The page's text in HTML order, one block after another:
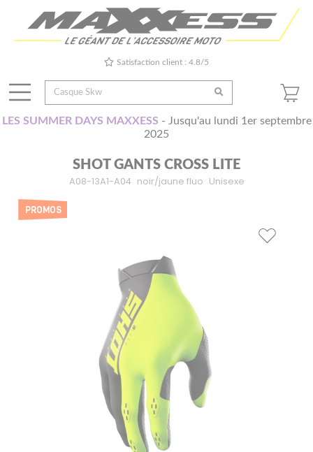
Satisfaction client : 4.8/5
LES SUMMER DAYS MAXXESS - Jusqu'au lundi 1er septembre
2025
SHOT GANTS CROSS LITE
A08-13A1-A04 noir/jaune fluo Unisexe
PROMOS